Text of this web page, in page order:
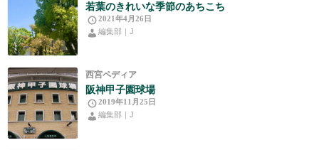
若葉のきれいな季節のあちこち
2021年4月26日
編集部｜J
西宮ペディア
阪神甲子園球場
2019年11月25日
編集部｜J